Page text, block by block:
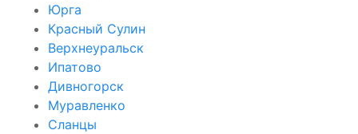
Юрга
Красный Сулин
Верхнеуральск
Ипатово
Дивногорск
Муравленко
Сланцы